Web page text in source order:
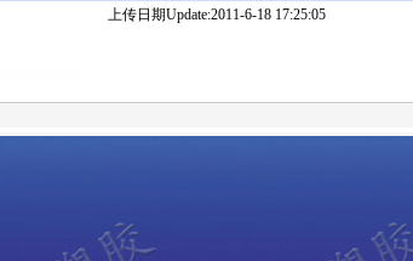
上传日期Update:2011-6-18 17:25:05